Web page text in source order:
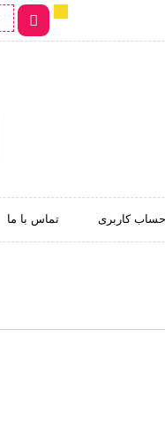
حساب کاربری تماس با ما